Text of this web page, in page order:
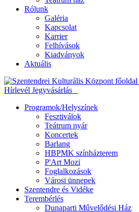
Rólunk
Galéria
Kapcsolat
Karrier
Felhívások
Kiadványok
Aktuális
Hírlevél Jegyvásárlás
Programok/Helyszínek
Fesztiválok
Teátrum nyár
Koncertek
Barlang
HBPMK színházterem
P'Art Mozi
Foglalkozások
Városi ünnepek
Szentendre és Vidéke
Terembérlés
Dunaparti Művelődési Ház